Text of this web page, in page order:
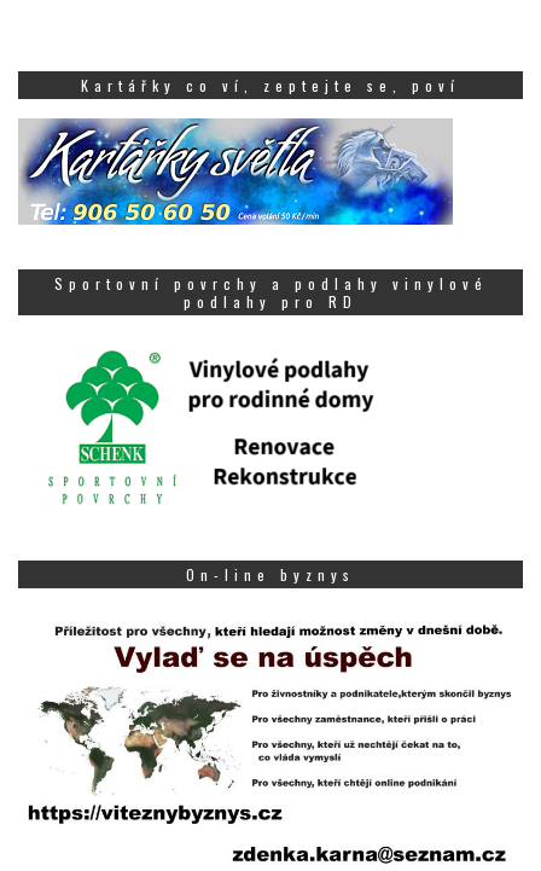
Kartářky co ví, zeptejte se, poví
Sportovní povrchy a podlahy vinylové
podlahy pro RD
On-line byznys